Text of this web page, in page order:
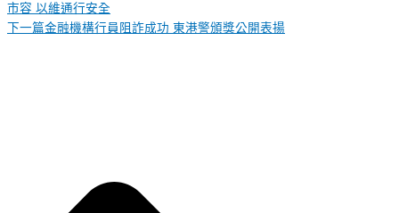
市容 以維通行安全
下一篇金融機構行員阻詐成功 東港警頒獎公開表揚